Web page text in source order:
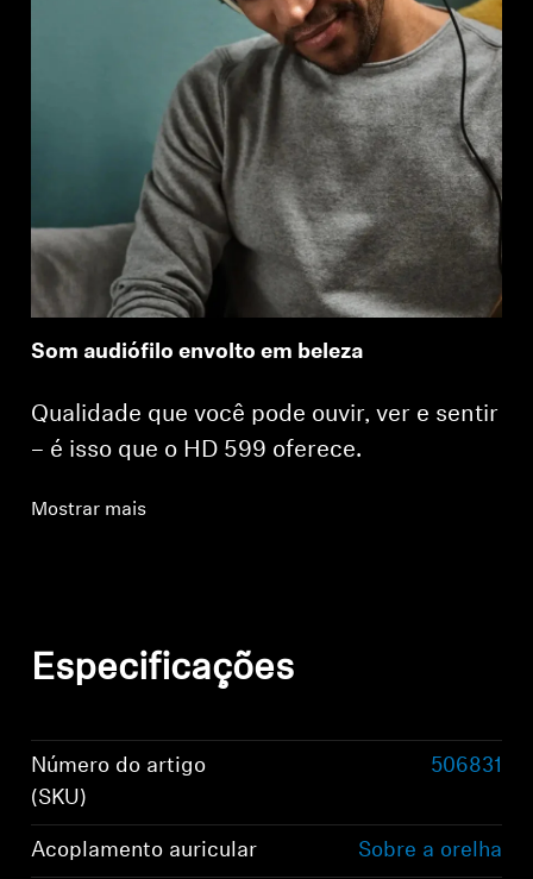
Som audiófilo envolto em beleza
Qualidade que você pode ouvir, ver e sentir
– é isso que o HD 599 oferece.
Mostrar mais
Especificações
Número do artigo
(SKU)
506831
Acoplamento auricular Sobre a orelha